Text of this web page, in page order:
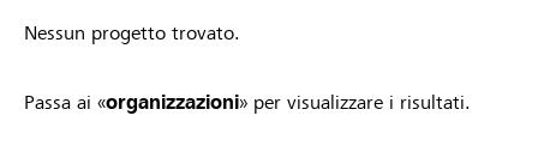
Voraussetzung: Dein Projekt ist gemeinnützig und
Stiftung ist in der Region aktiv. Zudem gelten die
allgemeinen Richtlinien von lokalhelden.ch * Unter
Nessun progetto trovato.
Passa ai «organizzazioni» per visualizzare i risultati.